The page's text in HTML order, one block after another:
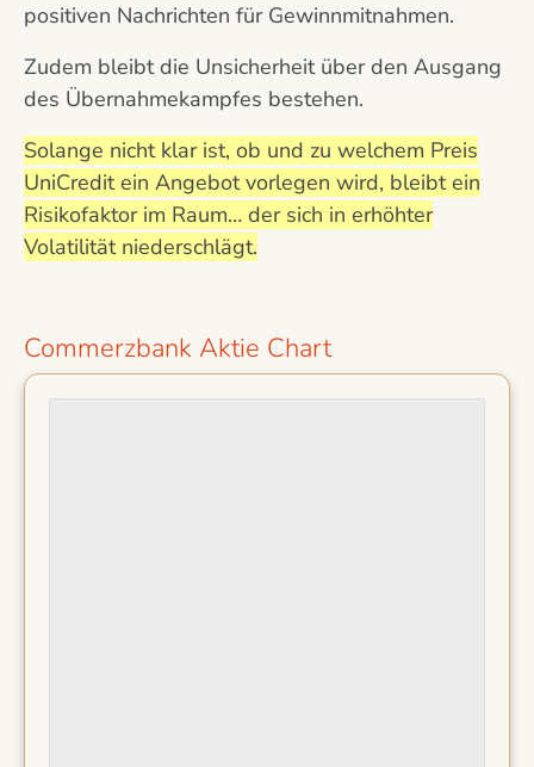
positiven Nachrichten für Gewinnmitnahmen.
Zudem bleibt die Unsicherheit über den Ausgang
des Übernahmekampfes bestehen.
Solange nicht klar ist, ob und zu welchem Preis
UniCredit ein Angebot vorlegen wird, bleibt ein
Risikofaktor im Raum… der sich in erhöhter
Volatilität niederschlägt.
Commerzbank Aktie Chart